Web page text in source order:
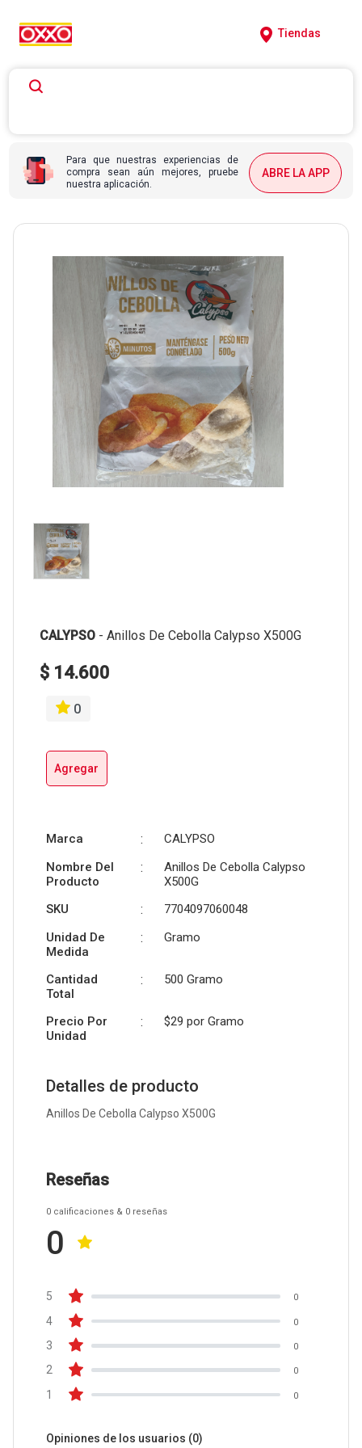
Tiendas
Para que nuestras experiencias de
compra sean aún mejores, pruebe
nuestra aplicación.
ABRE LA APP
CALYPSO - Anillos De Cebolla Calypso X500G
$ 14.600
0
Agregar
Marca :
CALYPSO
Nombre Del
Producto
:
Anillos De Cebolla Calypso
X500G
SKU
:
7704097060048
Unidad De
Medida
: Gramo
Cantidad
Total
: 500 Gramo
Precio Por
Unidad
: $29 por Gramo
Detalles de producto
Anillos De Cebolla Calypso X500G
Reseñas
0 calificaciones & 0 reseñas
0
5 0
4 0
3 0
2 0
1 0
Opiniones de los usuarios (0)